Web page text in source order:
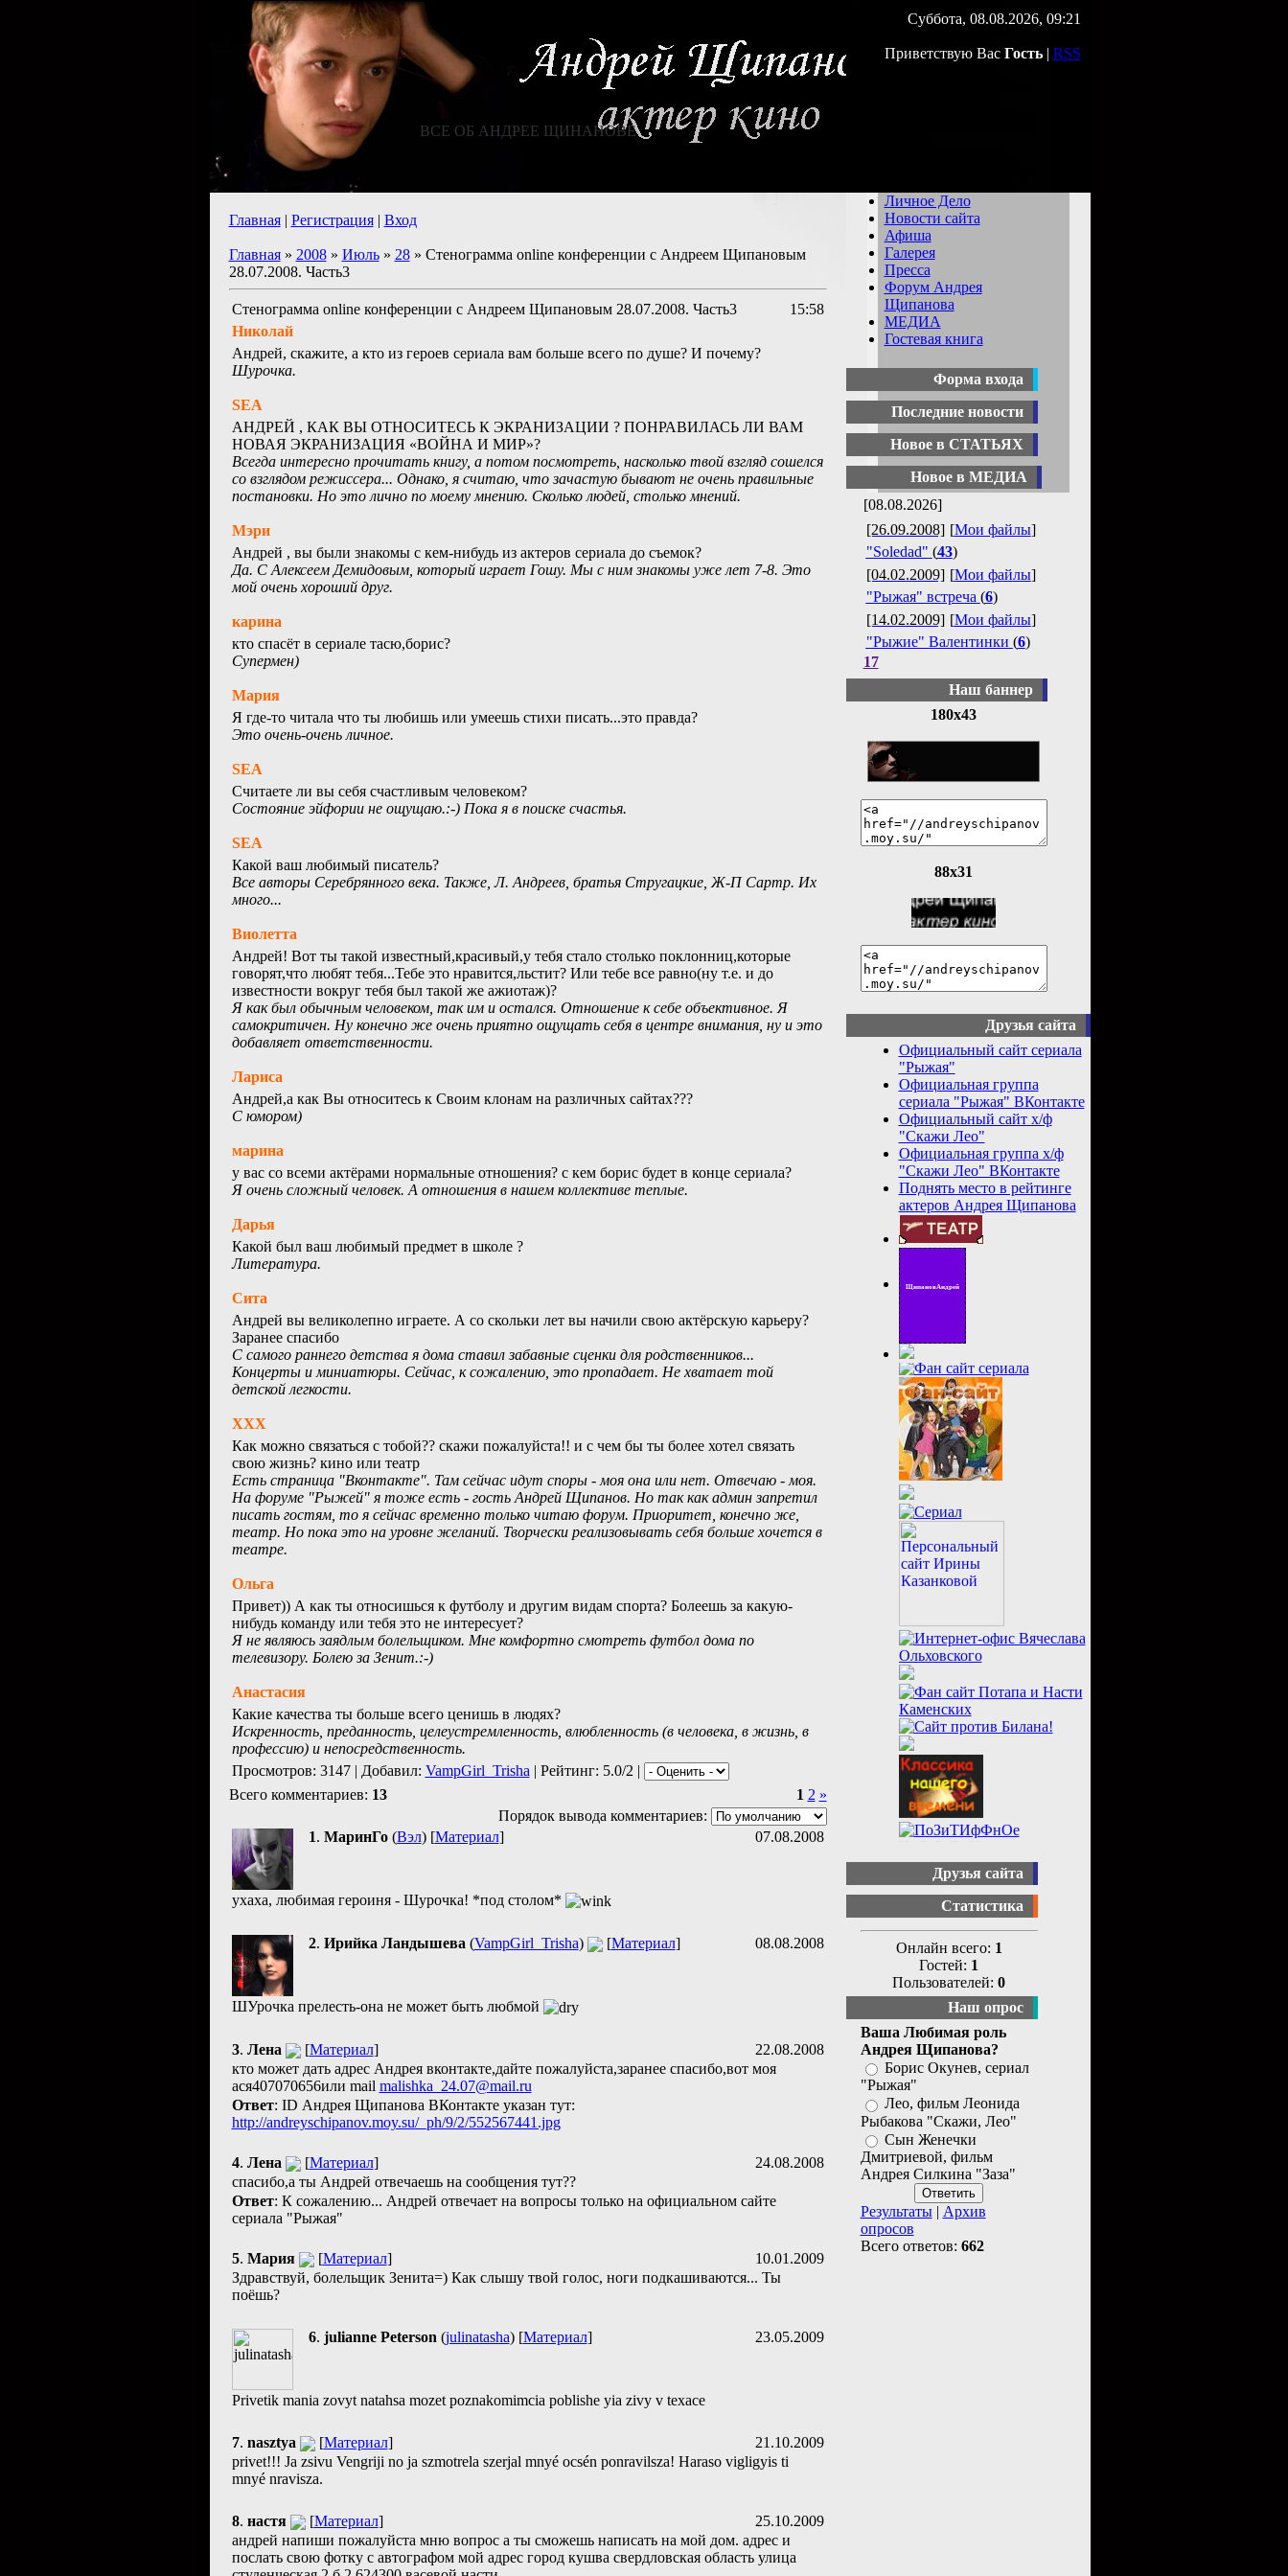
ВСЕ ОБ АНДРЕЕ ЩИНАНОВЕ
Суббота, 08.08.2026, 09:21
Приветствую Вас Гость| RSS
Главная| Регистрация| Вход
Главная» 2008 » Июль » 28» Стенограмма online конференции с Андреем Щипановым
28.07.2008. Часть3
Стенограмма online конференции с Андреем Щипановым 28.07.2008. Часть3
15:58
Николай
Андрей, скажите, а кто из героев сериала вам больше всего по душе? И почему?
Шурочка.
SEA
АНДРЕЙ , КАК ВЫ ОТНОСИТЕСЬ К ЭКРАНИЗАЦИИ ? ПОНРАВИЛАСЬ ЛИ ВАМ
НОВАЯ ЭКРАНИЗАЦИЯ «ВОЙНА И МИР»?
Всегда интересно прочитать книгу, а потом посмотреть, насколько твой взгляд сошелся
со взглядом режиссера... Однако, я считаю, что зачастую бывают не очень правильные
постановки. Но это лично по моему мнению. Сколько людей, столько мнений.
Мэри
Андрей , вы были знакомы с кем-нибудь из актеров сериала до съемок?
Да. С Алексеем Демидовым, который играет Гошу. Мы с ним знакомы уже лет 7-8. Это
мой очень хороший друг.
карина
кто спасёт в сериале тасю,борис?
Супермен)
Мария
Я где-то читала что ты любишь или умеешь стихи писать...это правда?
Это очень-очень личное.
SEA
Считаете ли вы себя счастливым человеком?
Состояние эйфории не ощущаю.:-) Пока я в поиске счастья.
SEA
Какой ваш любимый писатель?
Все авторы Серебрянного века. Также, Л. Андреев, братья Стругацкие, Ж-П Сартр. Их
много...
Виолетта
Андрей! Вот ты такой известный,красивый,у тебя стало столько поклонниц,которые
говорят,что любят тебя...Тебе это нравится,льстит? Или тебе все равно(ну т.е. и до
известности вокруг тебя был такой же ажиотаж)?
Я как был обычным человеком, так им и остался. Отношение к себе объективное. Я
самокритичен. Ну конечно же очень приятно ощущать себя в центре внимания, ну и это
добавляет ответственности.
Лариса
Андрей,а как Вы относитесь к Своим клонам на различных сайтах???
С юмором)
марина
у вас со всеми актёрами нормальные отношения? с кем борис будет в конце сериала?
Я очень сложный человек. А отношения в нашем коллективе теплые.
Дарья
Какой был ваш любимый предмет в школе ?
Литература.
Сита
Андрей вы великолепно играете. А со скольки лет вы начили свою актёрскую карьеру?
Заранее спасибо
С самого раннего детства я дома ставил забавные сценки для родственников...
Концерты и миниатюры. Сейчас, к сожалению, это пропадает. Не хватает той
детской легкости.
ХХХ
Как можно связаться с тобой?? скажи пожалуйста!! и с чем бы ты более хотел связать
свою жизнь? кино или театр
Есть страница "Вконтакте". Там сейчас идут споры - моя она или нет. Отвечаю - моя.
На форуме "Рыжей" я тоже есть - гость Андрей Щипанов. Но так как админ запретил
писать гостям, то я сейчас временно только читаю форум. Приоритет, конечно же,
театр. Но пока это на уровне желаний. Творчески реализовывать себя больше хочется в
театре.
Ольга
Привет)) А как ты относишься к футболу и другим видам спорта? Болеешь за какую-
нибудь команду или тебя это не интересует?
Я не являюсь заядлым болельщиком. Мне комфортно смотреть футбол дома по
телевизору. Болею за Зенит.:-)
Анастасия
Какие качества ты больше всего ценишь в людях?
Искренность, преданность, целеустремленность, влюбленность (в человека, в жизнь, в
профессию) и непосредственность.
Просмотров: 3147 | Добавил: VampGirl_Trisha | Рейтинг: 5.0/2 |
Всего комментариев: 13 1 2 »
Порядок вывода комментариев:
07.08.2008
1. МаринГо (Вэл) [Материал]
ухаха, любимая героиня - Шурочка! *под столом*
08.08.2008
2. Ирийка Ландышева (VampGirl_Trisha) [Материал]
ШУрочка прелесть-она не может быть любмой
22.08.2008
3. Лена [Материал]
кто может дать адрес Андрея вконтакте,дайте пожалуйста,заранее спасибо,вот моя
ася407070656или mail malishka_24.07@mail.ru
Ответ: ID Андрея Щипанова ВКонтакте указан тут:
http://andreyschipanov.moy.su/_ph/9/2/552567441.jpg
24.08.2008
4. Лена [Материал]
спасибо,а ты Андрей отвечаешь на сообщения тут??
Ответ: К сожалению... Андрей отвечает на вопросы только на официальном сайте
сериала "Рыжая"
10.01.2009
5. Мария [Материал]
Здравствуй, болельщик Зенита=) Как слышу твой голос, ноги подкашиваются... Ты
поёшь?
23.05.2009
6. julianne Peterson (julinatasha) [Материал]
Privetik mania zovyt natahsa mozet poznakomimcia poblishe yia zivy v texace
21.10.2009
7. nasztya [Материал]
privet!!! Ja zsivu Vengriji no ja szmotrela szerjal mnyé ocsén ponravilsza! Haraso vigligyis ti
mnyé nravisza.
25.10.2009
8. настя [Материал]
андрей напиши пожалуйста мню вопрос а ты сможешь написать на мой дом. адрес и
послать свою фотку с автографом мой адрес город кушва свердловская область улица
Личное Дело
Новости сайта
Афиша
Галерея
Пресса
Форум Андрея
Щипанова
МЕДИА
Гостевая книга
Форма входа
Последние новости
Новое в СТАТЬЯХ
Новое в МЕДИА
[08.08.2026]
[26.09.2008] [Мои файлы]
"Soledad" (43)
[04.02.2009] [Мои файлы]
"Рыжая" встреча (6)
[14.02.2009] [Мои файлы]
"Рыжие" Валентинки (6)
17
Наш баннер
180x43
88x31
Друзья сайта
Официальный сайт сериала
"Рыжая"
Официальная группа
сериала "Рыжая" ВКонтакте
Официальный сайт х/ф
"Скажи Лео"
Официальная группа х/ф
"Скажи Лео" ВКонтакте
Поднять место в рейтинге
актеров Андрея Щипанова
Друзья сайта
Статистика
Онлайн всего: 1
Гостей: 1
Пользователей: 0
Наш опрос
Ваша Любимая роль
Андрея Щипанова?
Борис Окунев, сериал
"Рыжая"
Лео, фильм Леонида
Рыбакова "Скажи, Лео"
Сын Женечки
Дмитриевой, фильм
Андрея Силкина "Заза"
Результаты| Архив
опросов
Всего ответов: 662